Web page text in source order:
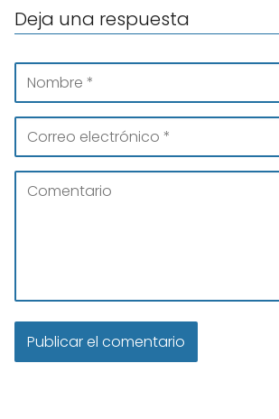
Deja una respuesta